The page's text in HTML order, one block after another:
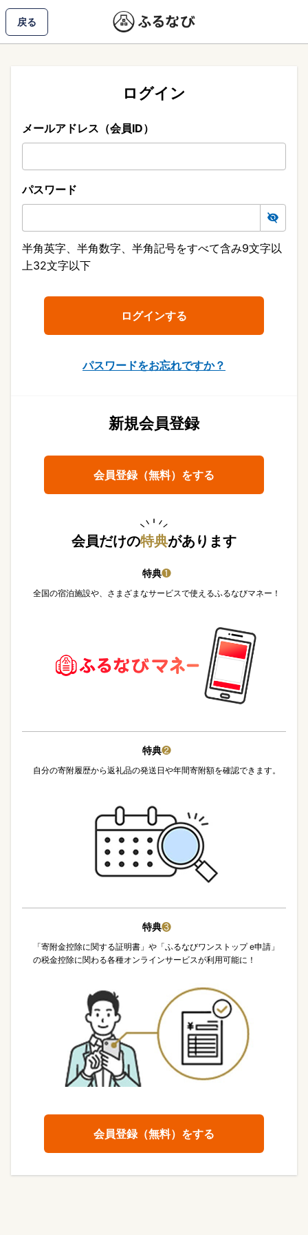
戻る
ログイン
メールアドレス（会員ID）
パスワード
半角英字、半角数字、半角記号をすべて含み9文字以
上32文字以下
パスワードをお忘れですか？
新規会員登録
会員登録（無料）をする
会員だけの特典があります
特典❶
全国の宿泊施設や、さまざまなサービスで使えるふるなびマネー！
特典❷
自分の寄附履歴から返礼品の発送日や年間寄附額を確認できます。
特典❸
「寄附金控除に関する証明書」や「ふるなびワンストップ e申請」
の税金控除に関わる各種オンラインサービスが利用可能に！
会員登録（無料）をする